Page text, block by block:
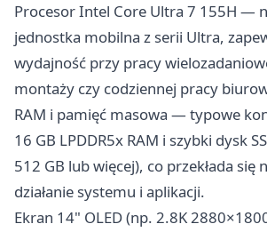
Procesor Intel Core Ultra 7 155H —
jednostka mobilna z serii Ultra,
wydajność przy pracy
montaży czy codziennej pracy
RAM i pamięć masowa — typowe
16 GB LPDDR5x RAM i szybki dysk
512 GB lub więcej), co przekłada się
działanie systemu i aplikacji.
Ekran 14" OLED (np. 2.8K